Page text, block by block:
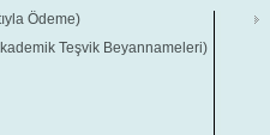
Ödeme)
Teşvik Beyannameleri)